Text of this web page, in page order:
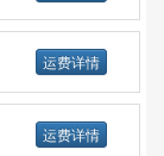
运费详情
运费详情